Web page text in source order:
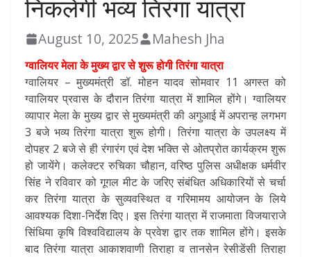
निकलेगी भव्य तिरंगा यात्रा
August 10, 2025 Mahesh Jha
ग्वालियर मेला के मुख्य द्वार से शुरू होगी तिरंगा यात्रा
ग्वालियर – मुख्यमंत्री डॉ. मोहन यादव सोमवार 11 अगस्त को
ग्वालियर प्रवास के दौरान तिरंगा यात्रा में शामिल होंगे। ग्वालियर
व्यापार मेला के मुख्य द्वार से मुख्यमंत्री की अगुआई में अपरान्ह लगभग
3 बजे भव्य तिरंगा यात्रा शुरू होगी। तिरंगा यात्रा के उपलक्ष्य में
दोपहर 2 बजे से ही रंगारंग एवं देश भक्ति से ओतप्रोत कार्यक्रम शुरू
हो जायेंगे। कलेक्टर रुचिका चौहान, वरिष्ठ पुलिस अधीक्षक धर्मवीर
सिंह ने रविवार को गूगल मीट के जरिए संबंधित अधिकारियों से चर्चा
कर तिरंगा यात्रा के सुव्यवस्थित व गरिमामय आयोजन के लिये
आवश्यक दिशा-निर्देश दिए। इस तिरंगा यात्रा में राजमाता विजयाराजे
सिंधिया कृषि विश्वविद्यालय के प्रवेश द्वार तक शामिल होंगे। इसके
बाद तिरंगा यात्रा आकाशवाणी तिराहा व तानसेन रेसीडेंसी तिराहा